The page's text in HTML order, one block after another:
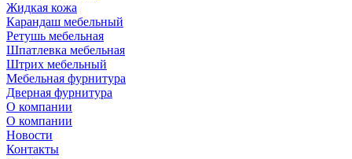
Жидкая кожа
Карандаш мебельный
Ретушь мебельная
Шпатлевка мебельная
Штрих мебельный
Мебельная фурнитура
Дверная фурнитура
О компании
О компании
Новости
Контакты